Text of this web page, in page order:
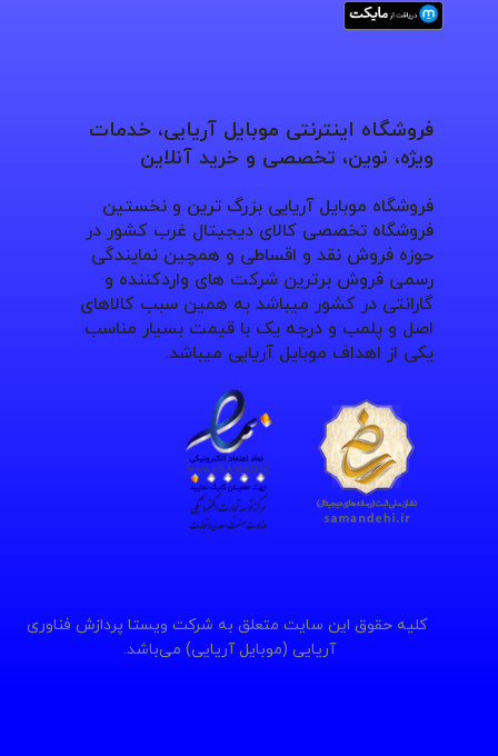
فروشگاه اینترنتی موبایل آریایی، خدمات
ویژه، نوین، تخصصی و خرید آنلاین
فروشگاه موبایل آریایی بزرگ ترین و نخستین
فروشگاه تخصصی کالای دیجیتال غرب کشور در
حوزه فروش نقد و اقساطی و همچین نمایندگی
رسمی فروش برترین شرکت های واردکننده و
گارانتی در کشور میباشد به همین سبب کالاهای
اصل و پلمب و درجه یک با قیمت بسیار مناسب
یکی از اهداف موبایل آریایی میباشد.
کلیه حقوق این سایت متعلق به شرکت ویستا پردازش فناوری
آریایی (موبایل آریایی) می‌باشد.